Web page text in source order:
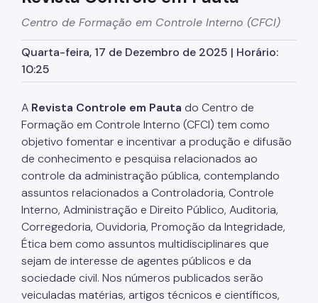
Catálogo Municipal de Dados
Conteúdo Livre
Pedido Respondido
Portal da Transparência
Publicações
Centro de Formação em Controle Interno (CFCI)
Quarta-feira, 17 de Dezembro de 2025 | Horário:
10:25
A Revista Controle em Pauta do Centro de
Formação em Controle Interno (CFCI) tem como
objetivo fomentar e incentivar a produção e difusão
de conhecimento e pesquisa relacionados ao
controle da administração pública, contemplando
assuntos relacionados a Controladoria, Controle
Interno, Administração e Direito Público, Auditoria,
Corregedoria, Ouvidoria, Promoção da Integridade,
Ética bem como assuntos multidisciplinares que
sejam de interesse de agentes públicos e da
sociedade civil. Nos números publicados serão
veiculadas matérias, artigos técnicos e científicos,